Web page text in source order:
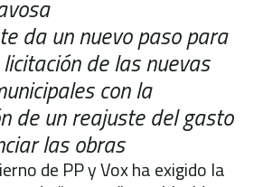
da un nuevo paso para
de las nuevas
con la
de un reajuste del gasto
las obras
de PP y Vox ha exigido la